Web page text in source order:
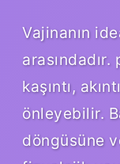
Vajinanın
arasındadır.
kaşıntı,
önleyebilir.
döngüsüne